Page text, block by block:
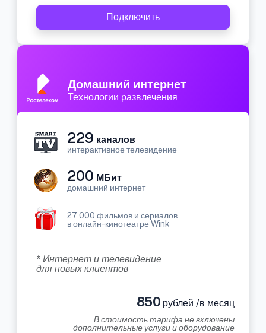
Подключить
Домашний интернет
Технологии развлечения
229 каналов
интерактивное телевидение
200 МБит
домашний интернет
27 000 фильмов и сериалов
в онлайн-кинотеатре Wink
* Интернет и телевидение
для новых клиентов
850 рублей /в месяц
В стоимость тарифа не включены
дополнительные услуги и оборудование